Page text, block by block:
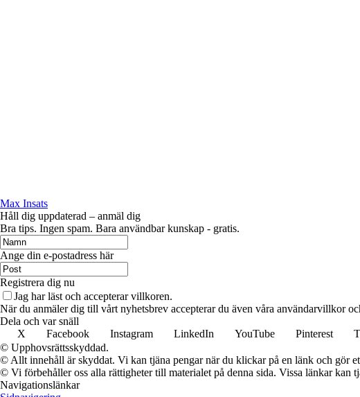
Max Insats
Håll dig uppdaterad – anmäl dig
Bra tips. Ingen spam. Bara användbar kunskap - gratis.
Ange din e-postadress här
Registrera dig nu
Jag har läst och accepterar villkoren.
När du anmäler dig till vårt nyhetsbrev accepterar du även våra användarvillkor
Dela och var snäll
X
Facebook Instagram LinkedIn YouTube Pinterest
© Upphovsrättsskyddad.
© Allt innehåll är skyddat. Vi kan tjäna pengar när du klickar på en länk och gör
© Vi förbehåller oss alla rättigheter till materialet på denna sida. Vissa länkar
Navigationslänkar